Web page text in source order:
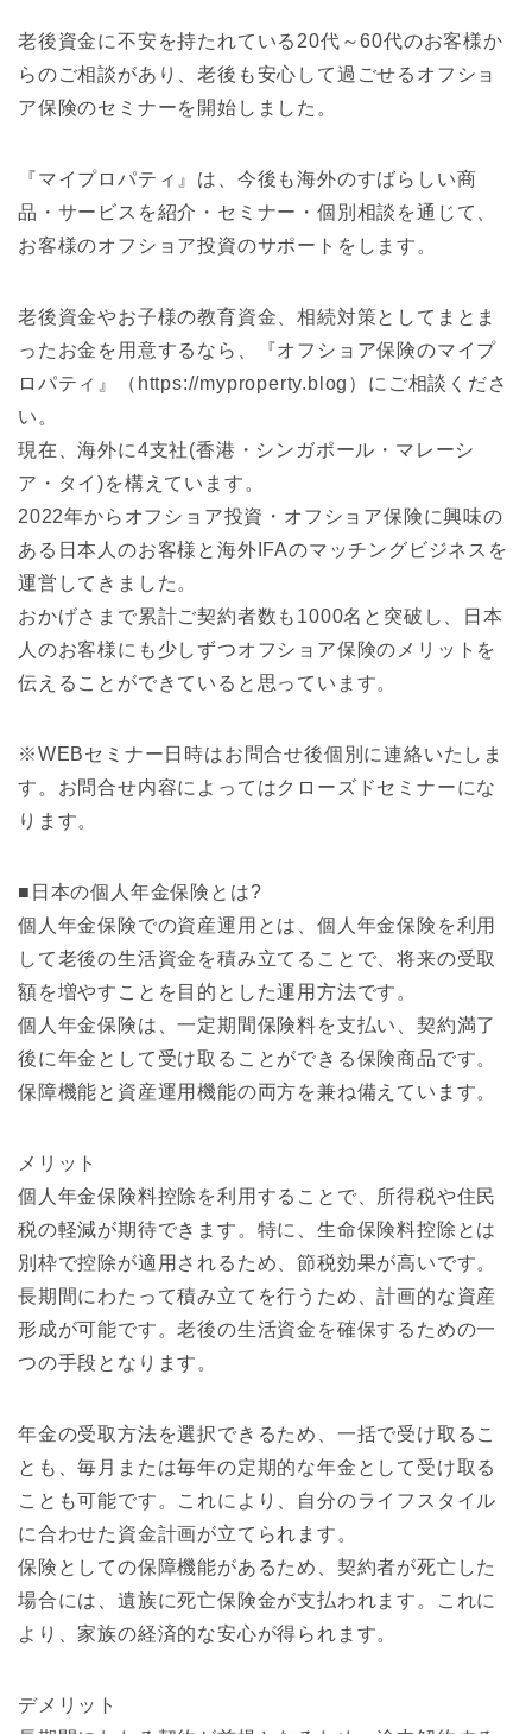
老後資金に不安を持たれている20代～60代のお客様か
らのご相談があり、老後も安心して過ごせるオフショ
ア保険のセミナーを開始しました。
『マイプロパティ』は、今後も海外のすばらしい商
品・サービスを紹介・セミナー・個別相談を通じて、
お客様のオフショア投資のサポートをします。
老後資金やお子様の教育資金、相続対策としてまとま
ったお金を用意するなら、『オフショア保険のマイプ
ロパティ』（https://myproperty.blog）にご相談くださ
い。
現在、海外に4支社(香港・シンガポール・マレーシ
ア・タイ)を構えています。
2022年からオフショア投資・オフショア保険に興味の
ある日本人のお客様と海外IFAのマッチングビジネスを
運営してきました。
おかげさまで累計ご契約者数も1000名と突破し、日本
人のお客様にも少しずつオフショア保険のメリットを
伝えることができていると思っています。
※WEBセミナー日時はお問合せ後個別に連絡いたしま
す。お問合せ内容によってはクローズドセミナーにな
ります。
■日本の個人年金保険とは?
個人年金保険での資産運用とは、個人年金保険を利用
して老後の生活資金を積み立てることで、将来の受取
額を増やすことを目的とした運用方法です。
個人年金保険は、一定期間保険料を支払い、契約満了
後に年金として受け取ることができる保険商品です。
保障機能と資産運用機能の両方を兼ね備えています。
メリット
個人年金保険料控除を利用することで、所得税や住民
税の軽減が期待できます。特に、生命保険料控除とは
別枠で控除が適用されるため、節税効果が高いです。
長期間にわたって積み立てを行うため、計画的な資産
形成が可能です。老後の生活資金を確保するための一
つの手段となります。
年金の受取方法を選択できるため、一括で受け取るこ
とも、毎月または毎年の定期的な年金として受け取る
ことも可能です。これにより、自分のライフスタイル
に合わせた資金計画が立てられます。
保険としての保障機能があるため、契約者が死亡した
場合には、遺族に死亡保険金が支払われます。これに
より、家族の経済的な安心が得られます。
デメリット